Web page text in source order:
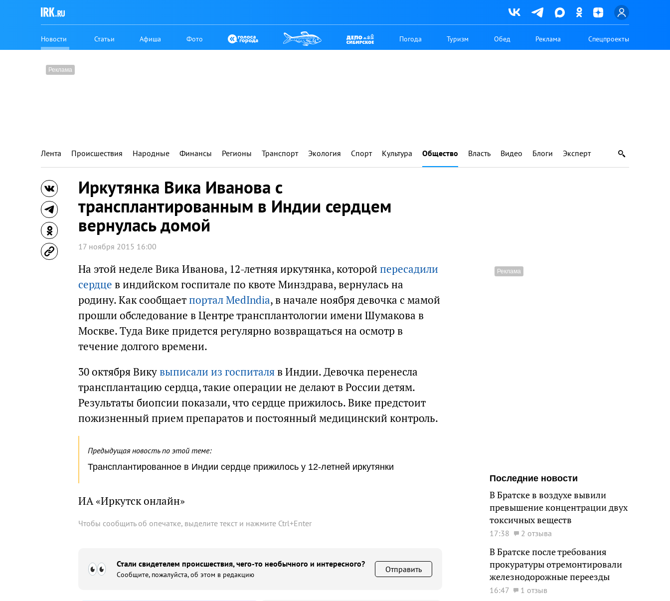
Новости Статьи Афиша Фото Погода Туризм Обед Реклама Спецпроекты
Лента Происшествия Народные Финансы Регионы Транспорт Экология Спорт Культура Общество Власть Видео Блоги Эксперт
Иркутянка Вика Иванова с
трансплантированным в Индии сердцем
вернулась домой
17 ноября 2015 16:00
На этой неделе Вика Иванова, 12-летняя иркутянка, которой пересадили
сердце в индийском госпитале по квоте Минздрава, вернулась на
родину. Как сообщаетпортал MedIndia, в начале ноября девочка с мамой
прошли обследование в Центре трансплантологии имени Шумакова в
Москве. Туда Вике придется регулярно возвращаться на осмотр в
течение долгого времени.
30 октября Викувыписали из госпиталяв Индии. Девочка перенесла
трансплантацию сердца, такие операции не делают в России детям.
Результаты биопсии показали, что сердце прижилось. Вике предстоит
пожизненный прием препаратов и постоянный медицинский контроль.
Предыдущая новость по этой теме:
Трансплантированное в Индии сердце прижилось у 12-летней иркутянки
ИА «Иркутск онлайн»
Чтобы сообщить об опечатке, выделите текст и нажмите Ctrl+Enter
Стали свидетелем происшествия, чего-то необычного и интересного?
Сообщите, пожалуйста, об этом в редакцию
Отправить
Последние новости
В Братске в воздухе вывили
превышение концентрации двух
токсичных веществ
17:38 2 отзыва
В Братске после требования
прокуратуры отремонтировали
железнодорожные переезды
16:47 1 отзыв